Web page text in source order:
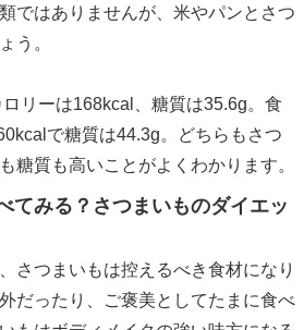
ではありませんが、米やパンとさつ
う。
リーは168kcal、糖質は35.6g。食
で糖質は44.3g。どちらもさつ
糖質も高いことがよくわかります。
てみる？さつまいものダイエッ
さつまいもは控えるべき食材になり
だったり、ご褒美としてたまに食べ